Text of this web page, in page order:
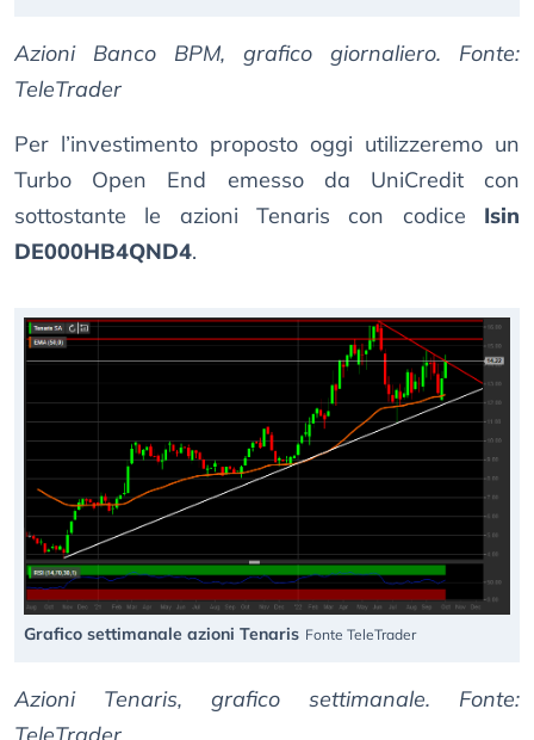
Azioni Banco BPM, grafico giornaliero. Fonte:
TeleTrader
Per l’investimento proposto oggi utilizzeremo un
Turbo Open End emesso da UniCredit con
sottostante le azioni Tenaris con codice Isin
DE000HB4QND4.
Grafico settimanale azioni Tenaris Fonte TeleTrader
Azioni Tenaris, grafico settimanale. Fonte: